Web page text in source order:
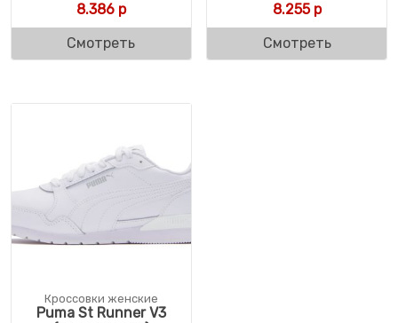
8.386р
Смотреть
8.255р
Смотреть
Кроссовки женские
Puma St Runner V3